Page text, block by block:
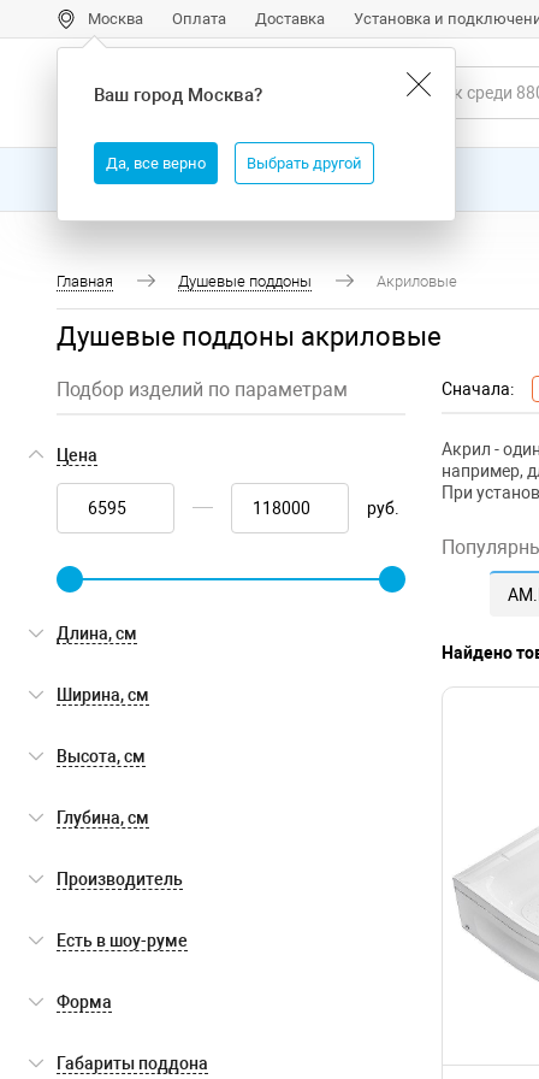
Ваш город Москва?
Да, все верно Выбрать другой
Москва Оплата Доставка Установка и
Все товары Бренды
Главная Душевые поддоны Акриловые
Душевые поддоны акриловые
Подбор изделий по параметрам
Цена
руб.
Длина, см
Ширина, см
Высота, см
Глубина, см
Производитель
Jacob Delafon
Есть в шоу-руме
Форма
Габариты поддона
Сначала:
Акрил -
например,
При
Найдено